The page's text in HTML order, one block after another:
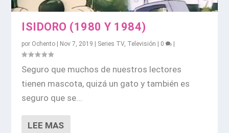
ISIDORO (1980 Y 1984)
por Ochento Nov 7, 2019 Series TV, Televisión 0
Seguro que muchos de nuestros lectores
tienen mascota, quizá un gato y también es
seguro que se...
LEE MAS